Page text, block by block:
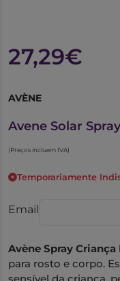
27,29€
AVÈNE
Avene Solar
(Preços incluem IVA)
Temporariamente
Email
Avène Spray Criança
para rosto e corpo.